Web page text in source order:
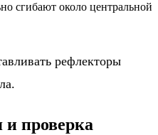
сгибают около центральной
рефлекторы
и проверка